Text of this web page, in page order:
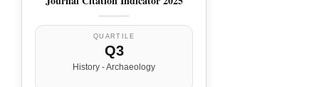
QUARTILE
Q3
History - Archaeology